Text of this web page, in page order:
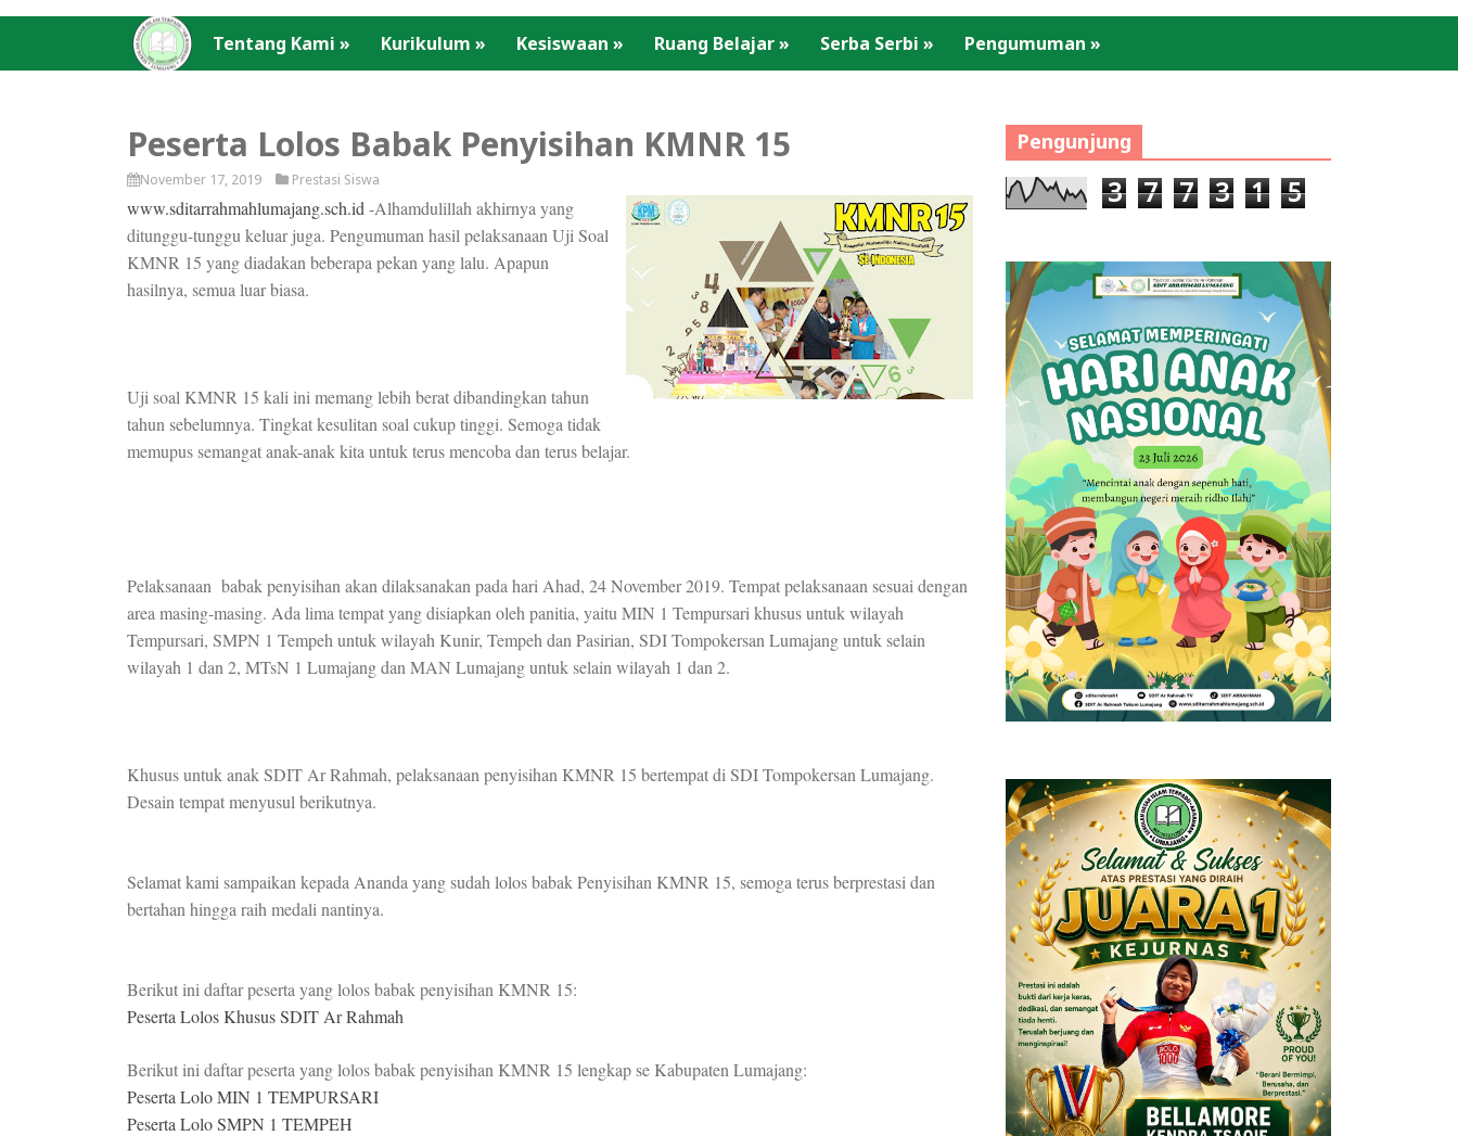
Tentang Kami » Kurikulum » Kesiswaan » Ruang Belajar» Serba Serbi » Pengumuman »
Peserta Lolos Babak Penyisihan KMNR 15
November 17, 2019 Prestasi Siswa
www.sditarrahmahlumajang.sch.id -Alhamdulillah akhirnya yang
ditunggu-tunggu keluar juga. Pengumuman hasil pelaksanaan Uji Soal
KMNR 15 yang diadakan beberapa pekan yang lalu. Apapun
hasilnya, semua luar biasa.
Uji soal KMNR 15 kali ini memang lebih berat dibandingkan tahun
tahun sebelumnya. Tingkat kesulitan soal cukup tinggi. Semoga tidak
memupus semangat anak-anak kita untuk terus mencoba dan terus belajar.
Pelaksanaan babak penyisihan akan dilaksanakan pada hari Ahad, 24 November 2019. Tempat pelaksanaan sesuai dengan
area masing-masing. Ada lima tempat yang disiapkan oleh panitia, yaitu MIN 1 Tempursari khusus untuk wilayah
Tempursari, SMPN 1 Tempeh untuk wilayah Kunir, Tempeh dan Pasirian, SDI Tompokersan Lumajang untuk selain
wilayah 1 dan 2, MTsN 1 Lumajang dan MAN Lumajang untuk selain wilayah 1 dan 2.
Khusus untuk anak SDIT Ar Rahmah, pelaksanaan penyisihan KMNR 15 bertempat di SDI Tompokersan Lumajang.
Desain tempat menyusul berikutnya.
Selamat kami sampaikan kepada Ananda yang sudah lolos babak Penyisihan KMNR 15, semoga terus berprestasi dan
bertahan hingga raih medali nantinya.
Berikut ini daftar peserta yang lolos babak penyisihan KMNR 15:
Peserta Lolos Khusus SDIT Ar Rahmah
Berikut ini daftar peserta yang lolos babak penyisihan KMNR 15 lengkap se Kabupaten Lumajang:
Peserta LoloMIN 1 TEMPURSARI
Peserta LoloSMPN 1 TEMPEH
Pengunjung
3 7 7 3 1 5